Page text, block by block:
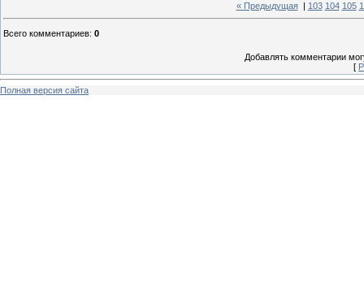
« Предыдущая| 103 104 105
Всего комментариев: 0
Добавлять комментарии
[
Полная версия сайта